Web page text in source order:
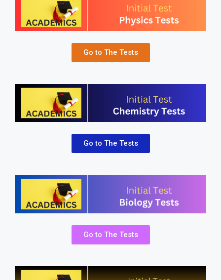
Go to The Tests
Go to The Tests
Go to The Tests